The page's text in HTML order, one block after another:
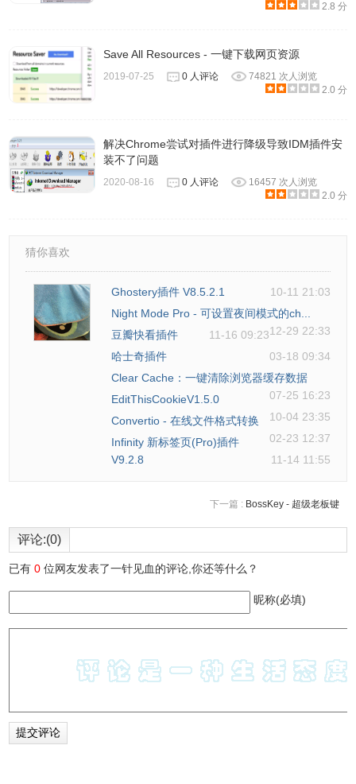
WIN7用户
1、软件使用便捷，切软件占内存十分小，也不会影响程序运
行
十分出色
不能忘了
After Link Downloader下载器使用方法
1、第一步，我们先打开After Link Downloader下载器软件，
然后在软件页面左上角点击“添加”选项
2、第二步，接着我们在“添加新的下载”弹框中，输入自己需
要下载的资源的链接，再在页面下方点击“...”图标，选择下
载后资源的保存位置，然后我们点击“开始下载”选项
2.8 分
Save All Resources - 一键下载网页资源
2019-07-25 0 人评论
74821 次人浏览
2.0 分
解决Chrome尝试对插件进行降级导致IDM插件安
装不了问题
2020-08-16 0 人评论
16457 次人浏览
2.0 分
猜你喜欢
Ghostery插件 V8.5.2.1
10-11 21:03
Night Mode Pro - 可设置夜间模式的ch...
12-29 22:33
豆瓣快看插件
11-16 09:23
哈士奇插件
03-18 09:34
Clear Cache：一键清除浏览器缓存数据
07-25 16:23
EditThisCookieV1.5.0
10-04 23:35
Convertio - 在线文件格式转换
02-23 12:37
Infinity 新标签页(Pro)插件
V9.2.8
11-14 11:55
下一篇 : BossKey - 超级老板键
评论:(0)
已有0 位网友发表了一针见血的评论,你还等什么？
昵称(必填)